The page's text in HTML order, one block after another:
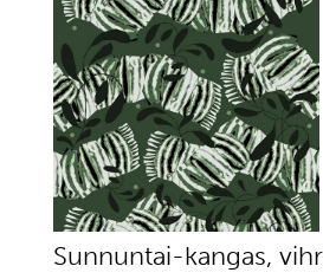
Sunnuntai-kangas,